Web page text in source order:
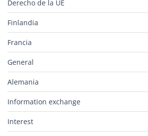
Derecho de la UE
Finlandia
Francia
General
Alemania
Information exchange
Interest